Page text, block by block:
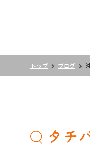
トップ ブログ
タチ